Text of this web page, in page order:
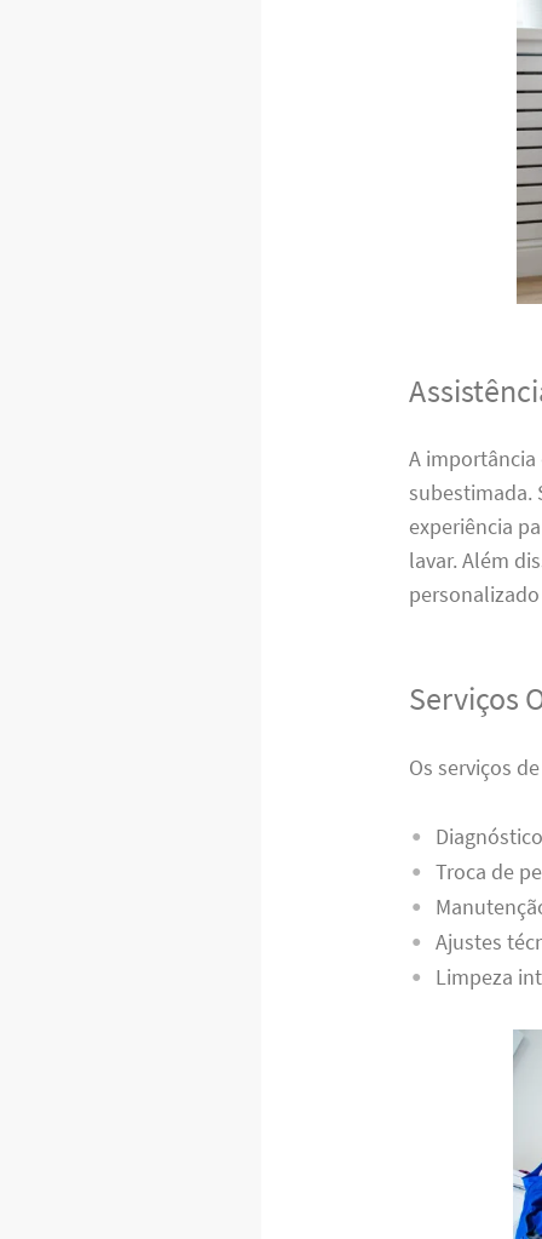
A
subestimada.
experiência
lavar. Além
Serviços
Os serviços
Troca de
Ajustes
Limpeza